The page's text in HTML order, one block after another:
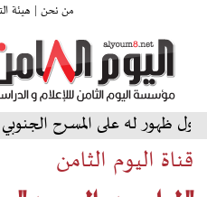
من نحن | هيئة
على المسرح الجنوبي
قناة اليوم الثامن